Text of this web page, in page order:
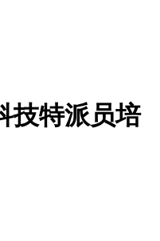
技特派员培